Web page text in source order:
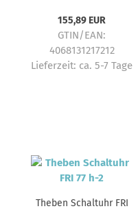
155,89 EUR
GTIN/EAN:
4068131217212
Lieferzeit: ca. 5-7 Tage
Theben Schaltuhr FRI